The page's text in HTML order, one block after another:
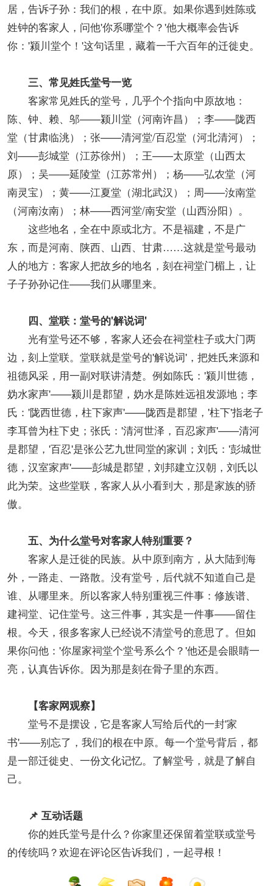
居，告诉子孙：我们的根，在中原。如果你遇到姓陈或
姓钟的客家人，问他'你系哪堂个？'他大概率会告诉
你：'颍川堂个！'这句话里，藏着一千六百年的迁徙史。
三、常见姓氏堂号一览
客家常见姓氏的堂号，几乎个个指向中原故地：
陈、钟、赖、邬——颍川堂（河南许昌）；李——陇西
堂（甘肃临洮）；张——清河堂/百忍堂（河北清河）；
刘——彭城堂（江苏徐州）；王——太原堂（山西太
原）；吴——延陵堂（江苏常州）；杨——弘农堂（河
南灵宝）；黄——江夏堂（湖北武汉）；周——汝南堂
（河南汝南）；林——西河堂/南安堂（山西汾阳）。
这些地名，全在中原或北方。不是福建，不是广
东，而是河南、陕西、山西、甘肃……这就是堂号最动
人的地方：客家人把故乡的地名，刻在祠堂门楣上，让
子子孙孙记住——我们从哪里来。
四、堂联：堂号的'解说词'
光有堂号还不够，客家人还会在祠堂柱子或大门两
边，刻上堂联。堂联就是堂号的'解说词'，把姓氏来源和
祖德风采，用一副对联讲清楚。例如陈氏：'颍川世德，
妫水家声'——颍川是郡望，妫水是陈姓远祖发源地；李
氏：'陇西世德，柱下家声'——陇西是郡望，'柱下'指老子
李耳曾为柱下史；张氏：'清河世泽，百忍家声'——清河
是郡望，'百忍'是张公艺九世同堂的家训；刘氏：'彭城世
德，汉室家声'——彭城是郡望，刘邦建立汉朝，刘氏以
此为荣。这些堂联，客家人从小看到大，那是家族的骄
傲。
五、为什么堂号对客家人特别重要？
客家人是迁徙的民族。从中原到南方，从大陆到海
外，一路走、一路散。没有堂号，后代就不知道自己是
谁、从哪里来。所以客家人特别重视三件事：修族谱、
建祠堂、记住堂号。这三件事，其实是一件事——留住
根。今天，很多客家人已经说不清堂号的意思了。但如
果你问他：'你屋家祠堂个堂号系么个？'他还是会眼睛一
亮，认真告诉你。因为那是刻在骨子里的东西。
【客家网观察】
堂号不是摆设，它是客家人写给后代的一封'家
书'——别忘了，我们的根在中原。每一个堂号背后，都
是一部迁徙史、一份文化记忆。了解堂号，就是了解自
己。
📌 互动话题
你的姓氏堂号是什么？你家里还保留着堂联或堂号
的传统吗？欢迎在评论区告诉我们，一起寻根！